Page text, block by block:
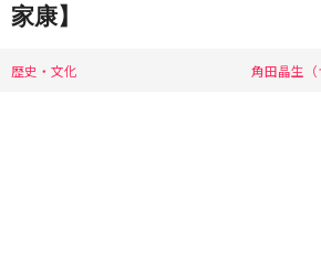
家康】
歴史・文化 角田晶生（